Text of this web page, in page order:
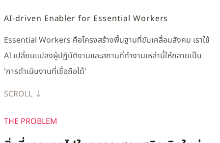
AI-driven Enabler for Essential Workers
Essential Workers คือโครงสร้างพื้นฐานที่ขับเคลื่อนสังคม เราใช้
AI เปลี่ยนแปลงผู้ปฏิบัติงานและสถานที่ทำงานเหล่านี้ให้กลายเป็น
'การดำเนินงานที่เชื่อถือได้'
SCROLL ↓
THE PROBLEM